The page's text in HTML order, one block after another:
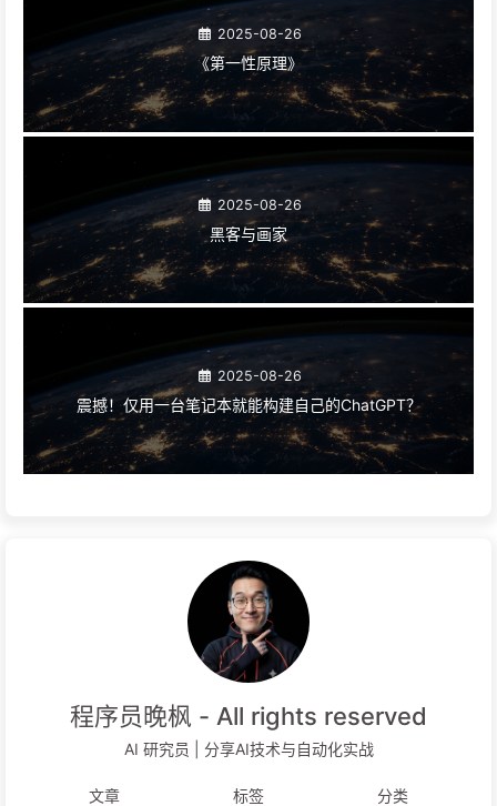
2025-08-26
《第一性原理》
2025-08-26
黑客与画家
2025-08-26
震撼！仅用一台笔记本就能构建自己的ChatGPT？
程序员晚枫 - All rights reserved
AI 研究员 | 分享AI技术与自动化实战
文章 标签 分类